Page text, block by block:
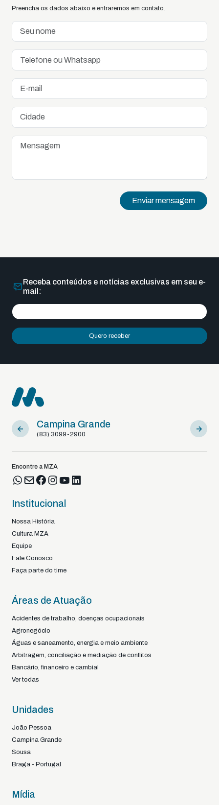
Preencha os dados abaixo e entraremos em contato.
Enviar mensagem
Receba conteúdos e notícias exclusivas em seu e-
mail:
Quero receber
Campina Grande
(83) 3099-2900
Sousa
(83)
Encontre a MZA
Institucional
Nossa História
Cultura MZA
Equipe
Fale Conosco
Faça parte do time
Áreas de Atuação
Acidentes de trabalho, doenças ocupacionais
Agronegócio
Águas e saneamento, energia e meio ambiente
Arbitragem, conciliação e mediação de conflitos
Bancário, financeiro e cambial
Ver todas
Unidades
João Pessoa
Campina Grande
Sousa
Braga - Portugal
Mídia